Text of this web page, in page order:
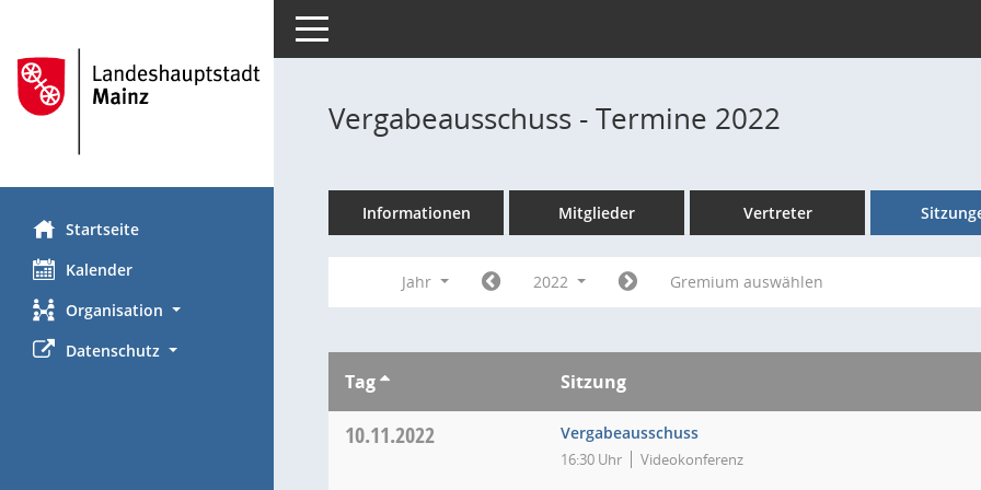
Startseite
Kalender
Organisation
Datenschutz
Toggle navigation
Vergabeausschuss - Termine 2022
Informationen Mitglieder Vertreter
Jahr 2022 Gremium auswählen
Tag Sitzung
10.11.2022 Vergabeausschuss
16:30 Uhr Videokonferenz